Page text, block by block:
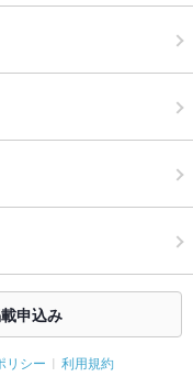
申込み
リシー 利用規約